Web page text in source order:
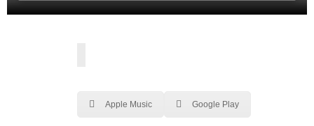
Apple Music Google Play